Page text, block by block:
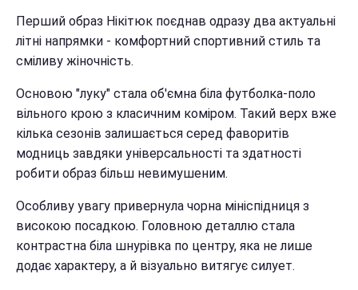
Перший образ Нікітюк поєднав одразу два актуальні
літні напрямки - комфортний спортивний стиль та
сміливу жіночність.
Основою "луку" стала об'ємна біла футболка-поло
вільного крою з класичним коміром. Такий верх вже
кілька сезонів залишається серед фаворитів
модниць завдяки універсальності та здатності
робити образ більш невимушеним.
Особливу увагу привернула чорна мініспідниця з
високою посадкою. Головною деталлю стала
контрастна біла шнурівка по центру, яка не лише
додає характеру, а й візуально витягує силует.